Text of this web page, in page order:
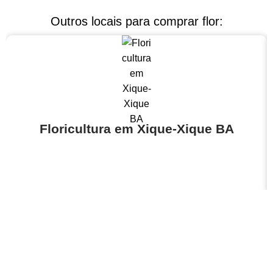
Outros locais para comprar flor:
Floricultura em Xique-Xique BA